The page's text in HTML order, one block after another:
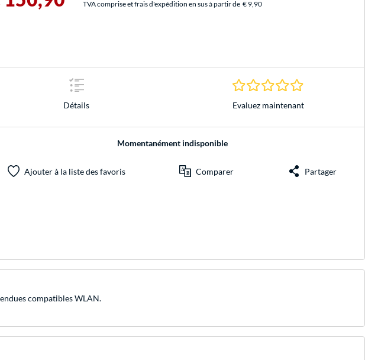
TVA comprise et frais d'expédition en sus à partir de € 9,90
Détails
0.0 Étoiles à 0
Evaluez maintenant
Momentanément indisponible
Ajouter à la liste des favoris Comparer Partager
compatibles WLAN.